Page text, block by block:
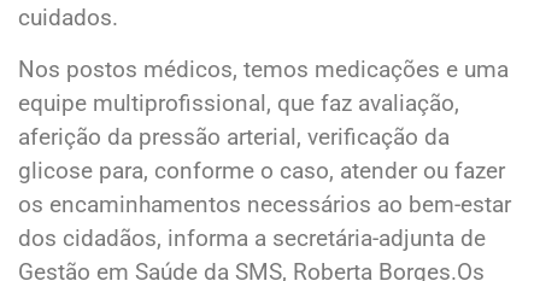
cuidados.
Nos postos médicos, temos medicações e uma
equipe multiprofissional, que faz avaliação,
aferição da pressão arterial, verificação da
glicose para, conforme o caso, atender ou fazer
os encaminhamentos necessários ao bem-estar
dos cidadãos, informa a secretária-adjunta de
Gestão em Saúde da SMS, Roberta Borges.Os